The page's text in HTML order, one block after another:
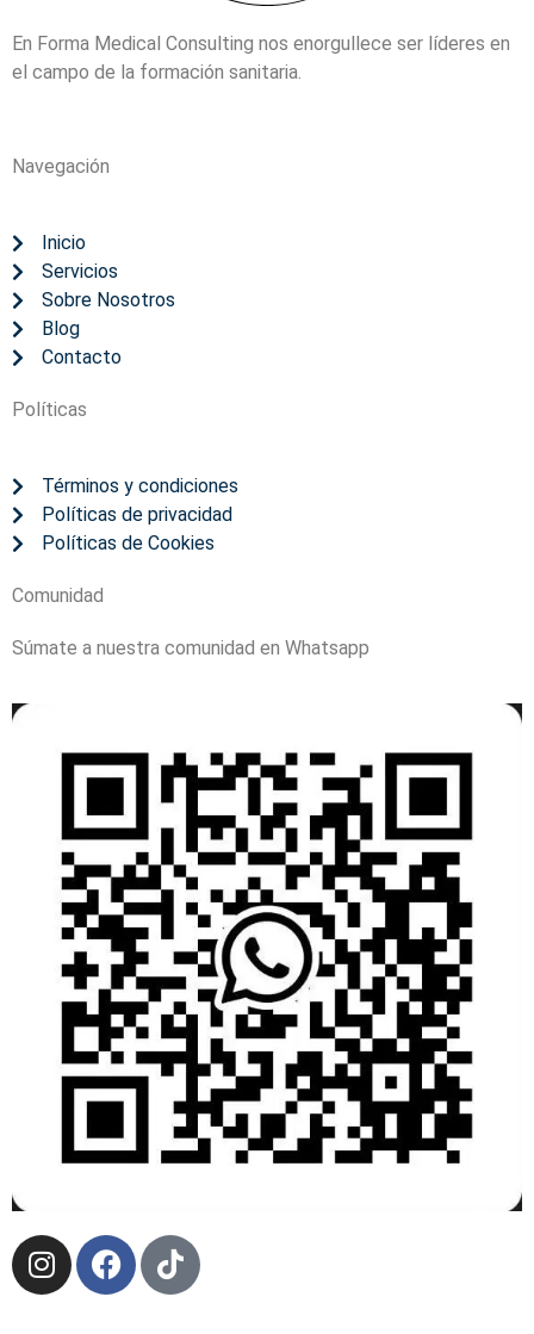
En Forma Medical Consulting nos enorgullece ser líderes en
el campo de la formación sanitaria.
Navegación
Inicio
Servicios
Sobre Nosotros
Blog
Contacto
Políticas
Términos y condiciones
Políticas de privacidad
Políticas de Cookies
Comunidad
Súmate a nuestra comunidad en Whatsapp